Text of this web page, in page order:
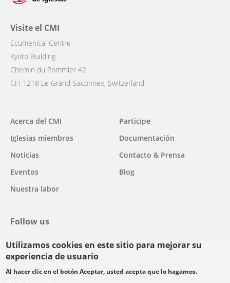
Utilizamos cookies en este sitio para mejorar su
experiencia de usuario
Al hacer clic en el botón Aceptar, usted acepta que lo hagamos.
Visite el CMI
Ecumenical Centre
Kyoto Building
Chemin du Pommier 42
CH-1218 Le Grand-Saconnex, Switzerland
Main
navigation
Acerca del CMI
Iglesias miembros
Noticias
Eventos
Nuestra labor
Participe
Documentación
Contacto & Prensa
Blog
Follow us
facebook
twitteryoutubeyoutubeinstagram
Select